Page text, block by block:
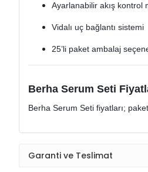
Ayarlanabilir akış kontrol
Vidalı uç bağlantı sistemi
25’li paket ambalaj
Berha Serum Seti
Berha Serum Seti fiyatları;
Garanti ve Teslimat